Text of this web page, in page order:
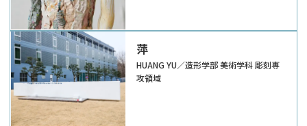
萍
HUANG YU／造形学部 美術学科 彫刻専
攻領域